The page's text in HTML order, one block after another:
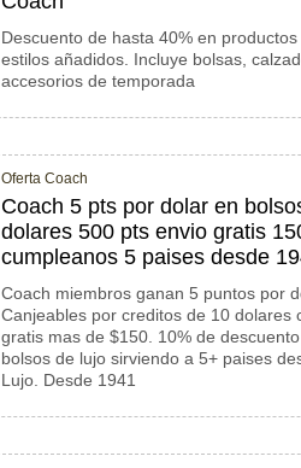
Descuento de hasta 40% en
estilos añadidos. Incluye bolsas,
accesorios de temporada
Oferta Coach
Coach 5 pts por dolar en
dolares 500 pts envio gratis
cumpleanos 5 paises desde
Coach miembros ganan 5 puntos por
Canjeables por creditos de 10 dolares
gratis mas de $150. 10% de
bolsos de lujo sirviendo a 5+ paises
Lujo. Desde 1941